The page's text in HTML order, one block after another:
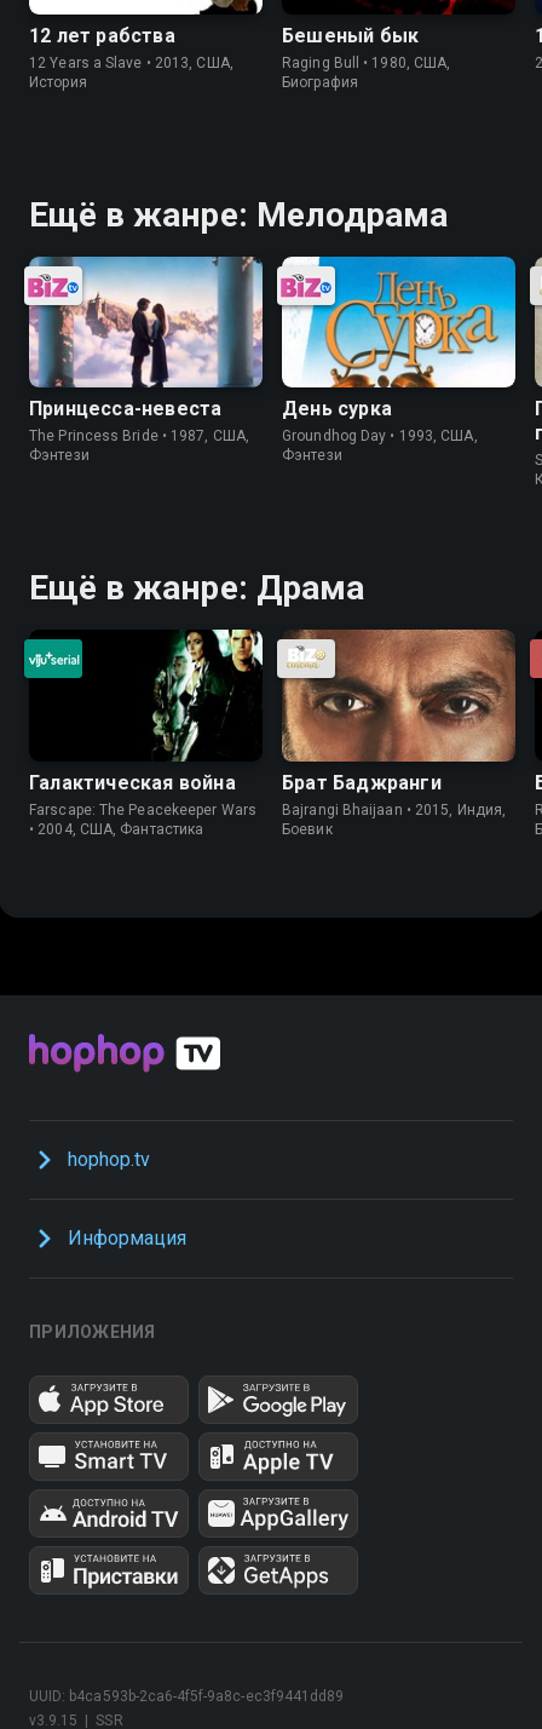
12 лет рабства
12 Years a Slave • 2013, США,
История
Бешеный бык
Raging Bull • 1980, США,
Биография
Ещё в жанре: Мелодрама
Принцесса-невеста
The Princess Bride • 1987, США,
Фэнтези
День сурка
Groundhog Day • 1993, США,
Фэнтези
Ещё в жанре: Драма
Галактическая война
Farscape: The Peacekeeper Wars
• 2004, США, Фантастика
Брат Баджранги
Bajrangi Bhaijaan • 2015, Индия,
Боевик
hophop.tv
Информация
ПРИЛОЖЕНИЯ
v3.9.15 SSR
UUID: b4ca593b-2ca6-4f5f-9a8c-ec3f9441dd89